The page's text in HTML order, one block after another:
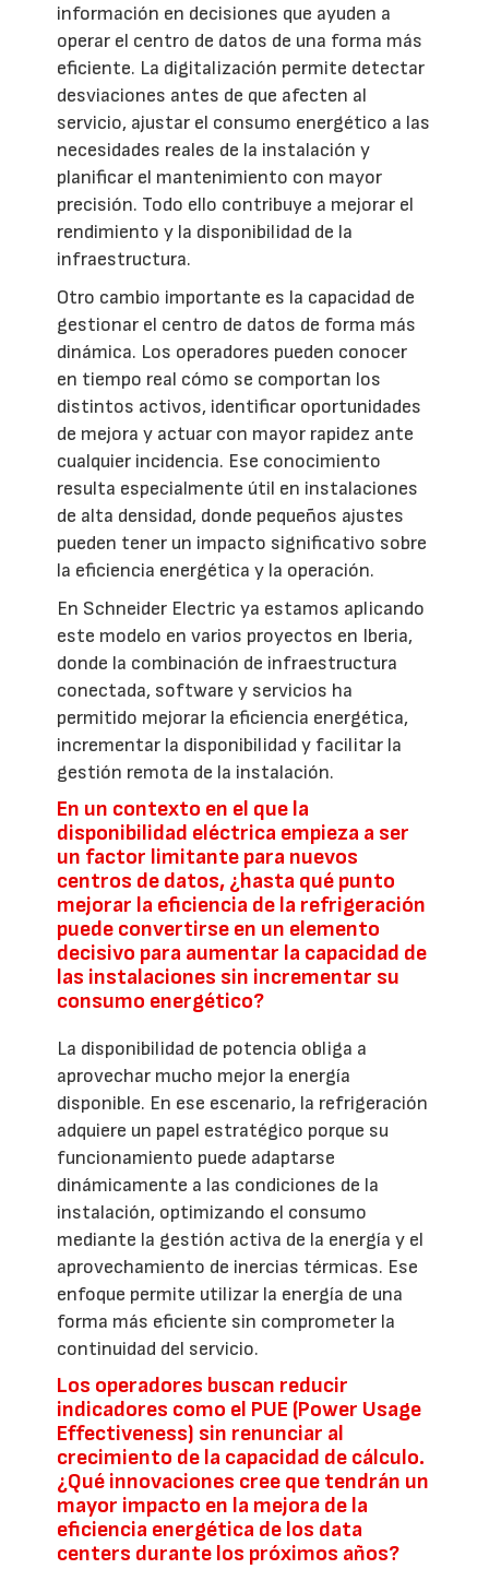
información en decisiones que ayuden a
operar el centro de datos de una forma más
eficiente. La digitalización permite detectar
desviaciones antes de que afecten al
servicio, ajustar el consumo energético a las
necesidades reales de la instalación y
planificar el mantenimiento con mayor
precisión. Todo ello contribuye a mejorar el
rendimiento y la disponibilidad de la
infraestructura.
Otro cambio importante es la capacidad de
gestionar el centro de datos de forma más
dinámica. Los operadores pueden conocer
en tiempo real cómo se comportan los
distintos activos, identificar oportunidades
de mejora y actuar con mayor rapidez ante
cualquier incidencia. Ese conocimiento
resulta especialmente útil en instalaciones
de alta densidad, donde pequeños ajustes
pueden tener un impacto significativo sobre
la eficiencia energética y la operación.
En Schneider Electric ya estamos aplicando
este modelo en varios proyectos en Iberia,
donde la combinación de infraestructura
conectada, software y servicios ha
permitido mejorar la eficiencia energética,
incrementar la disponibilidad y facilitar la
gestión remota de la instalación.
En un contexto en el que la
disponibilidad eléctrica empieza a ser
un factor limitante para nuevos
centros de datos, ¿hasta qué punto
mejorar la eficiencia de la refrigeración
puede convertirse en un elemento
decisivo para aumentar la capacidad de
las instalaciones sin incrementar su
consumo energético?
La disponibilidad de potencia obliga a
aprovechar mucho mejor la energía
disponible. En ese escenario, la refrigeración
adquiere un papel estratégico porque su
funcionamiento puede adaptarse
dinámicamente a las condiciones de la
instalación, optimizando el consumo
mediante la gestión activa de la energía y el
aprovechamiento de inercias térmicas. Ese
enfoque permite utilizar la energía de una
forma más eficiente sin comprometer la
continuidad del servicio.
Los operadores buscan reducir
indicadores como el PUE (Power Usage
Effectiveness) sin renunciar al
crecimiento de la capacidad de cálculo.
¿Qué innovaciones cree que tendrán un
mayor impacto en la mejora de la
eficiencia energética de los data
centers durante los próximos años?